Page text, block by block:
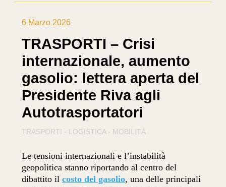
6 Marzo 2026
TRASPORTI – Crisi
internazionale, aumento
gasolio: lettera aperta del
Presidente Riva agli
Autotrasportatori
TRASPORTI - LOGISTICA - MOBILITÀ
Le tensioni internazionali e l’instabilità
geopolitica stanno riportando al centro del
dibattito ilcosto del gasolio, una delle principali